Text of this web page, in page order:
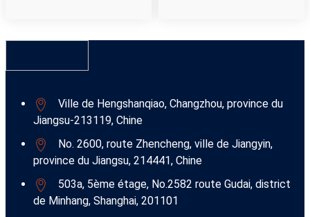
Ville de Hengshanqiao, Changzhou, province du
Jiangsu-213119, Chine
No. 2600, route Zhencheng, ville de Jiangyin,
province du Jiangsu, 214441, Chine
503a, 5ème étage, No.2582 route Gudai, district
de Minhang, Shanghai, 201101